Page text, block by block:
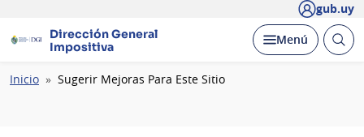
gub.uy
Dirección General
Impositiva
Desplegar
Menú Abrir
Ruta
Inicio Sugerir Mejoras Para Este Sitio